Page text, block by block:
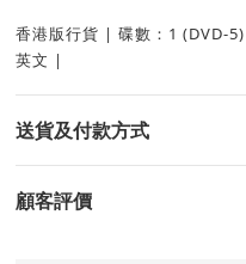
香港版行貨 | 碟數：1 (DVD-
英文 |
送貨及付款方式
顧客評價